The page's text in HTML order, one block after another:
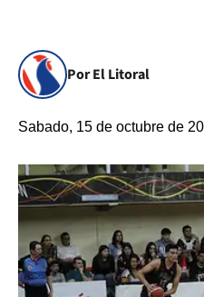
Por El Litoral
Sabado, 15 de octubre de